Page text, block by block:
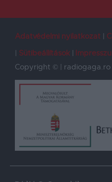
Adatvédelmi nyilatkozat
Sütibeállítások
Copyright © |